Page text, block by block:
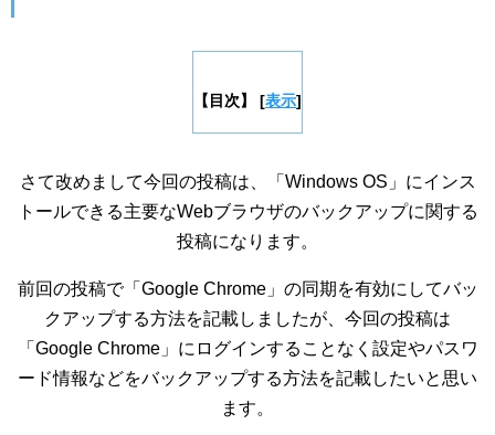
【目次】 [表示]
さて改めまして今回の投稿は、「Windows OS」にインス
トールできる主要なWebブラウザのバックアップに関する
投稿になります。
前回の投稿で「Google Chrome」の同期を有効にしてバッ
クアップする方法を記載しましたが、今回の投稿は
「Google Chrome」にログインすることなく設定やパスワ
ード情報などをバックアップする方法を記載したいと思い
ます。